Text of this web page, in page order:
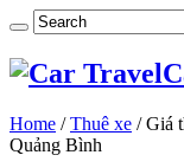
Home / Thuê xe / Giá
Quảng Bình